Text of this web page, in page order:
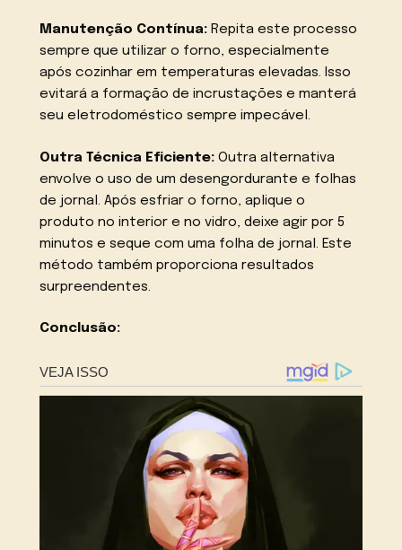
Manutenção Contínua: Repita este processo
sempre que utilizar o forno, especialmente
após cozinhar em temperaturas elevadas. Isso
evitará a formação de incrustações e manterá
seu eletrodoméstico sempre impecável.
Outra Técnica Eficiente: Outra alternativa
envolve o uso de um desengordurante e folhas
de jornal. Após esfriar o forno, aplique o
produto no interior e no vidro, deixe agir por 5
minutos e seque com uma folha de jornal. Este
método também proporciona resultados
surpreendentes.
Conclusão: